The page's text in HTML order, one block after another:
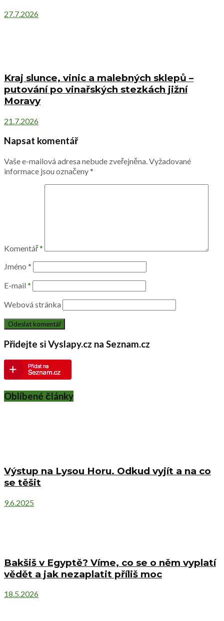
27.7.2026
Kraj slunce, vinic a malebných sklepů –
putování po vinařských stezkách jižní
Moravy
21.7.2026
Napsat komentář
Vaše e-mailová adresa nebude zveřejněna. Vyžadované
informace jsou označeny*
Komentář*
Jméno *
E-mail *
Webová stránka
Přidejte si Vyslapy.cz na Seznam.cz
Oblíbené články
Výstup na Lysou Horu. Odkud vyjít a na co
se těšit
9.6.2025
Bakšiš v Egyptě? Víme, co se o něm vyplatí
vědět a jak nezaplatit příliš moc
18.5.2026